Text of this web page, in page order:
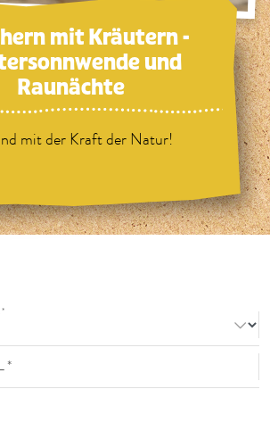
mit Kräutern -
und
Raunächte
mit der Kraft der Natur!
*